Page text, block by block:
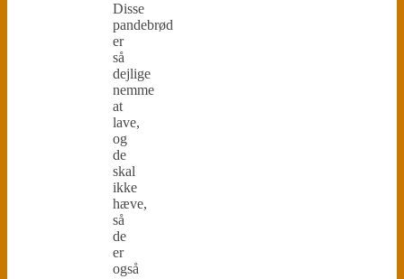
Disse
pandebrød
er
så
dejlige
nemme
at
lave,
og
de
skal
ikke
hæve,
så
de
er
også